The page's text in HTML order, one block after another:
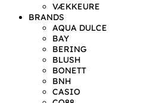
VÆKKEURE
BRANDS
AQUA DULCE
BAY
BERING
BLUSH
BONETT
BNH
CASIO